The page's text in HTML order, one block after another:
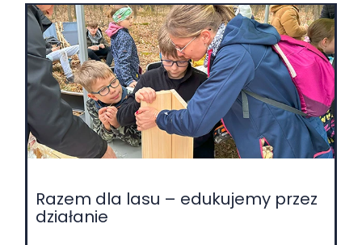
Razem dla lasu – edukujemy przez
działanie